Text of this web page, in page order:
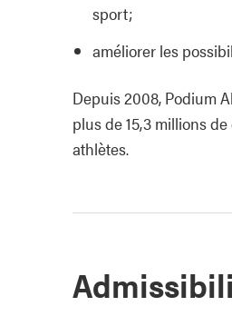
sport;
améliorer les
Depuis 2008, Podium
plus de 15,3 millions
athlètes.